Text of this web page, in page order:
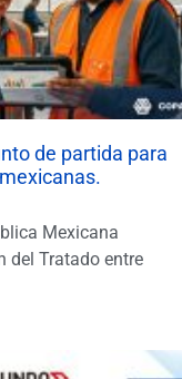
de partida para
Mexicana
del Tratado entre